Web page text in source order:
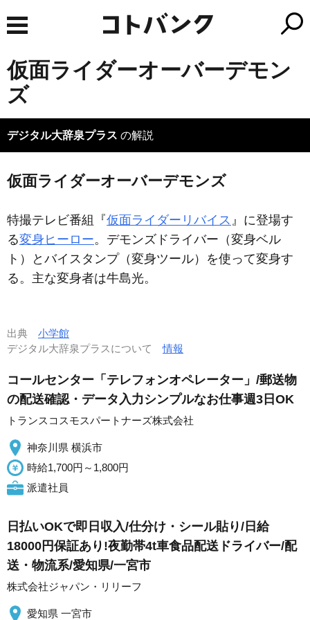
仮面ライダーオーバーデモン
ズ
デジタル大辞泉プラス の解説
仮面ライダーオーバーデモンズ
特撮テレビ番組『仮面ライダーリバイス 』に登場す
る変身ヒーロー。デモンズドライバー（変身ベル
ト）とバイスタンプ（変身ツール）を使って変身す
る。主な変身者は牛島光。
出典 小学館
デジタル大辞泉プラスについて情報
コールセンター「テレフォンオペレーター」/郵送物
の配送確認・データ入力シンプルなお仕事週3日OK
トランスコスモスパートナーズ株式会社
神奈川県 横浜市
時給1,700円～1,800円
派遣社員
日払いOKで即日収入/仕分け・シール貼り/日給
18000円保証あり!夜勤帯4t車食品配送ドライバー/配
送・物流系/愛知県/一宮市
株式会社ジャパン・リリーフ
愛知県 一宮市